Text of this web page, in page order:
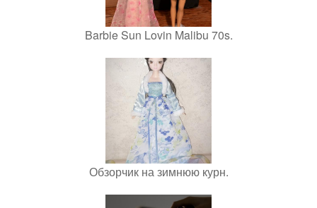
Barbie Sun Lovin Malibu 70s.
Обзорчик на зимнюю курн.